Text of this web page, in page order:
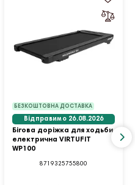
БЕЗКОШТОВНА ДОСТАВКА
Відправимо 26.08.2026
Бігова доріжка для ходьби
електрична VIRTUFIT
WP100
8719325755800